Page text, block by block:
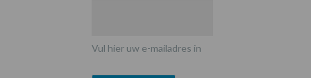
Vul hier uw e-mailadres in